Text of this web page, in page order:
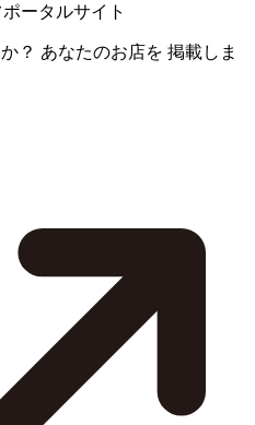
ータルサイト
？ あなたのお店を 掲載しま